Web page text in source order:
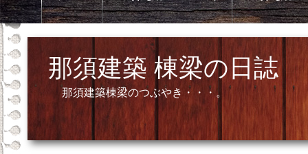
那須建築 棟梁の日誌
那須建築棟梁のつぶやき・・・。